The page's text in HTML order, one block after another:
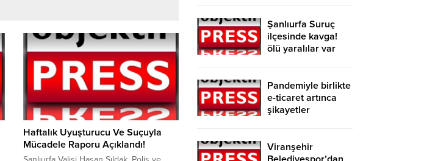
Haftalık Uyuşturucu Ve Suçuyla
Mücadele Raporu Açıklandı!
Şanlıurfa Suruç
ilçesinde kavga!
ölü yaralılar var
Pandemiyle birlikte
e-ticaret artınca
şikayetler
Viranşehir